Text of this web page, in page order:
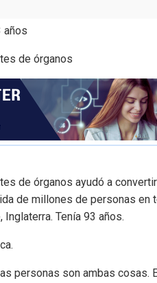
años
de órganos ayudó a
de millones de personas en
Tenía 93 años.
personas son ambas cosas.